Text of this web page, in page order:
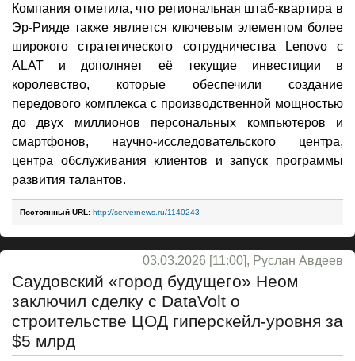
Компания отметила, что региональная штаб-квартира в
Эр-Рияде также является ключевым элементом более
широкого стратегического сотрудничества Lenovo с
ALAT и дополняет её текущие инвестиции в
королевство, которые обеспечили создание
передового комплекса с производственной мощностью
до двух миллионов персональных компьютеров и
смартфонов, научно-исследовательского центра,
центра обслуживания клиентов и запуск программы
развития талантов.
Постоянный URL: http://servernews.ru/1140243
03.03.2026 [11:00], Руслан Авдеев
Саудовский «город будущего» Неом
заключил сделку с DataVolt о
строительстве ЦОД гиперскейл-уровня за
$5 млрд